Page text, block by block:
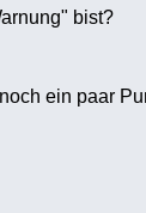
bist?
ein paar